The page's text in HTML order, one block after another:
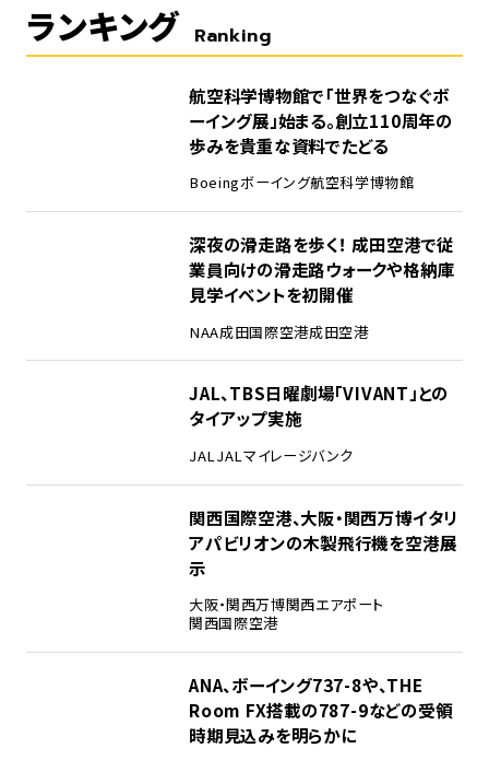
ランキング Ranking
航空科学博物館で「世界をつなぐボ
ーイング展」始まる。創立110周年の
歩みを貴重な資料でたどる
Boeingボーイング航空科学博物館
深夜の滑走路を歩く！ 成田空港で従
業員向けの滑走路ウォークや格納庫
見学イベントを初開催
NAA成田国際空港成田空港
JAL、TBS日曜劇場「VIVANT」との
タイアップ実施
JALJALマイレージバンク
関西国際空港、大阪・関西万博イタリ
アパビリオンの木製飛行機を空港展
示
大阪・関西万博関西エアポート
関西国際空港
ANA、ボーイング737-8や、THE
Room FX搭載の787-9などの受領
時期見込みを明らかに